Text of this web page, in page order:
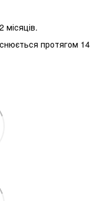
місяців.
протягом 14